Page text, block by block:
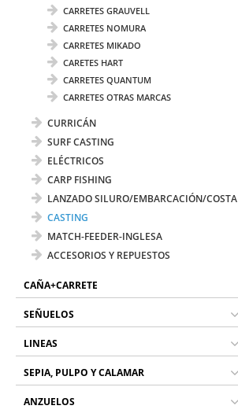
CARRETES GRAUVELL
CARRETES NOMURA
CARRETES MIKADO
CARETES HART
CARRETES QUANTUM
CARRETES OTRAS MARCAS
CURRICÁN
SURF CASTING
ELÉCTRICOS
CARP FISHING
LANZADO SILURO/EMBARCACIÓN/COSTA
CASTING
MATCH-FEEDER-INGLESA
ACCESORIOS Y REPUESTOS
CAÑA+CARRETE
SEÑUELOS
LINEAS
SEPIA, PULPO Y CALAMAR
ANZUELOS